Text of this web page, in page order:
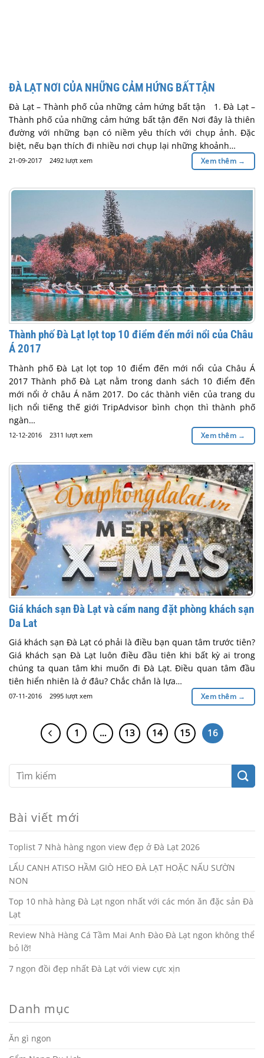
ĐÀ LẠT NƠI CỦA NHỮNG CẢM HỨNG BẤT TẬN
Đà Lạt – Thành phố của những cảm hứng bất tận 1. Đà Lạt –
Thành phố của những cảm hứng bất tận đến Nơi đây là thiên
đường với những bạn có niềm yêu thích với chụp ảnh. Đặc
biệt, nếu bạn thích đi nhiều nơi chụp lại những khoảnh…
21-09-2017 2492 lượt xem Xem thêm →
Thành phố Đà Lạt lọt top 10 điểm đến mới nổi của Châu
Á 2017
Thành phố Đà Lạt lọt top 10 điểm đến mới nổi của Châu Á
2017 Thành phố Đà Lạt nằm trong danh sách 10 điểm đến
mới nổi ở châu Á năm 2017. Do các thành viên của trang du
lịch nổi tiếng thế giới TripAdvisor bình chọn thì thành phố
ngàn…
12-12-2016 2311 lượt xem Xem thêm →
Giá khách sạn Đà Lạt và cẩm nang đặt phòng khách sạn
Da Lat
Giá khách sạn Đà Lạt có phải là điều bạn quan tâm trước tiên?
Giá khách sạn Đà Lạt luôn điều đầu tiên khi bất kỳ ai trong
chúng ta quan tâm khi muốn đi Đà Lạt. Điều quan tâm đầu
tiên hiển nhiên là ở đâu? Chắc chắn là lựa…
07-11-2016 2995 lượt xem Xem thêm →
1 … 13 14 15 16
Bài viết mới
Toplist 7 Nhà hàng ngon view đẹp ở Đà Lạt 2026
LẨU CANH ATISO HẦM GIÒ HEO ĐÀ LẠT HOẶC NẤU SƯỜN
NON
Top 10 nhà hàng Đà Lạt ngon nhất với các món ăn đặc sản Đà
Lạt
Review Nhà Hàng Cá Tầm Mai Anh Đào Đà Lạt ngon không thể
bỏ lỡ!
7 ngọn đồi đẹp nhất Đà Lạt với view cực xịn
Danh mục
Ăn gì ngon